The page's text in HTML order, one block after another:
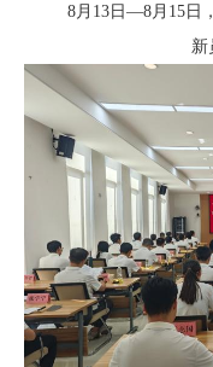
8月13日—8月15日
新